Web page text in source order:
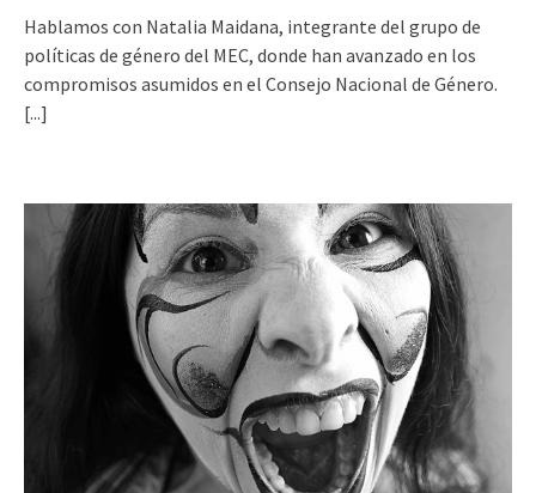
Hablamos con Natalia Maidana, integrante del grupo de
políticas de género del MEC, donde han avanzado en los
compromisos asumidos en el Consejo Nacional de Género.
[...]